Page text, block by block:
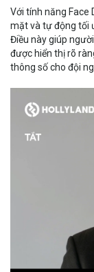
Với tính năng Face
mặt và tự động tối
Điều này giúp
được hiển thị rõ
thông số cho đội